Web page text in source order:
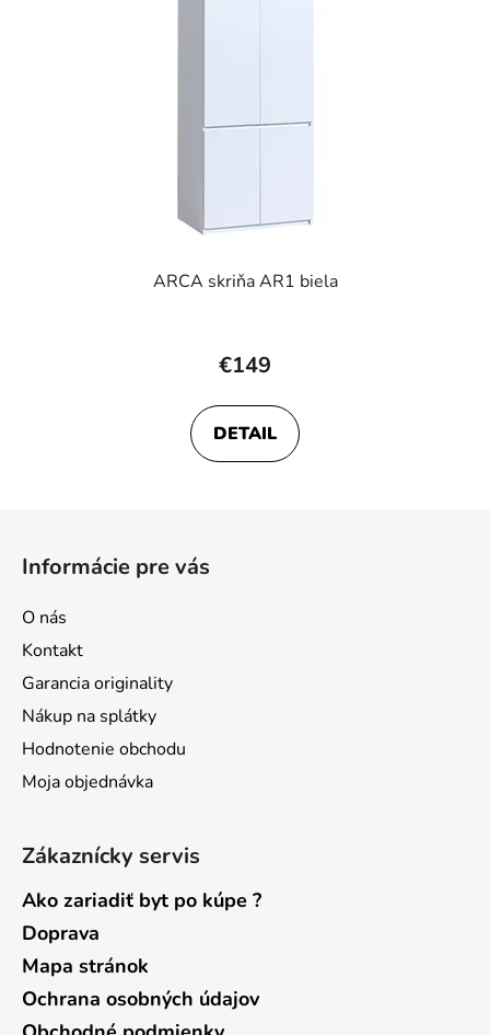
ARCA skriňa AR1 biela
hodnotenie
je
3,0
€149
DETAIL
Informácie pre vás
O nás
Kontakt
Garancia originality
Nákup na splátky
Hodnotenie obchodu
Moja objednávka
Zákaznícky servis
Ako zariadiť byt po kúpe ?
Doprava
Mapa stránok
Ochrana osobných údajov